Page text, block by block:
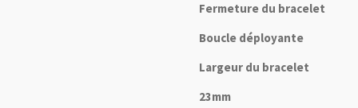
Fermeture du bracelet
Boucle déployante
Largeur du bracelet
23mm